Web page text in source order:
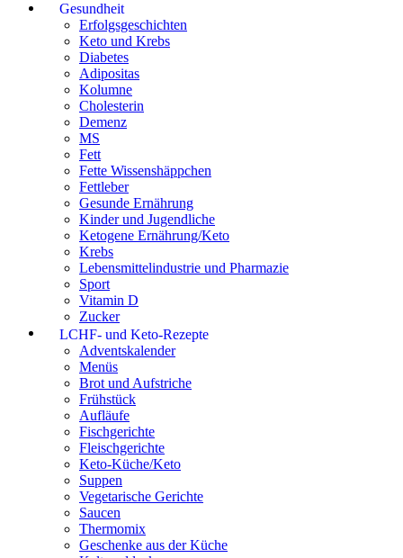
Gesundheit
Erfolgsgeschichten
Keto und Krebs
Diabetes
Adipositas
Kolumne
Cholesterin
Demenz
MS
Fett
Fette Wissenshäppchen
Fettleber
Gesunde Ernährung
Kinder und Jugendliche
Ketogene Ernährung/Keto
Krebs
Lebensmittelindustrie und Pharmazie
Sport
Vitamin D
Zucker
LCHF- und Keto-Rezepte
Adventskalender
Menüs
Brot und Aufstriche
Frühstück
Aufläufe
Fischgerichte
Fleischgerichte
Keto-Küche/Keto
Suppen
Vegetarische Gerichte
Saucen
Thermomix
Geschenke aus der Küche